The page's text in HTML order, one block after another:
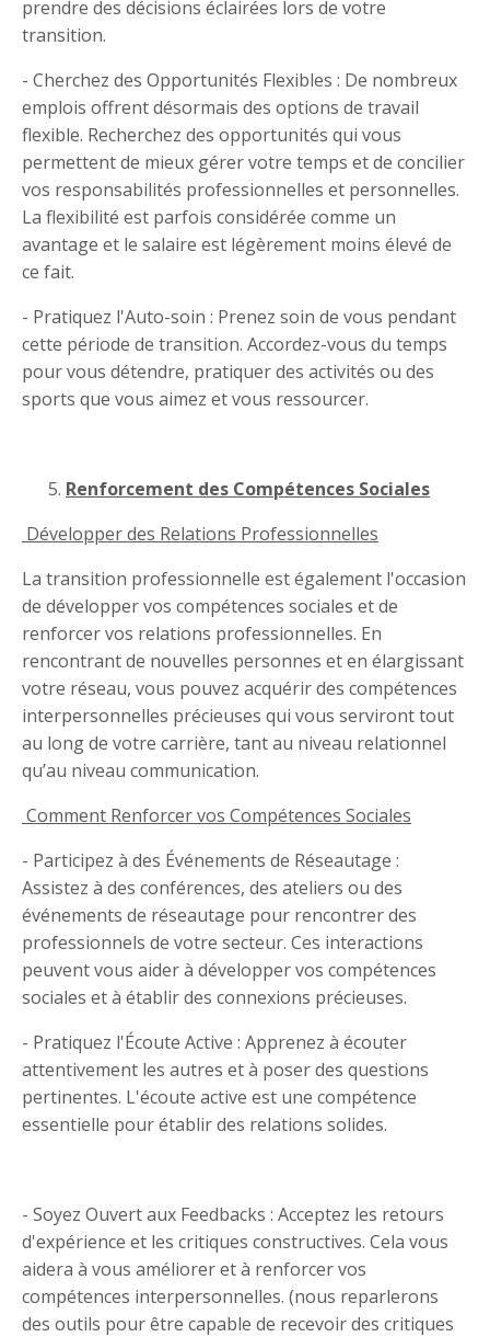
prendre des décisions éclairées lors de votre
transition.
- Cherchez des Opportunités Flexibles : De nombreux
emplois offrent désormais des options de travail
flexible. Recherchez des opportunités qui vous
permettent de mieux gérer votre temps et de concilier
vos responsabilités professionnelles et personnelles.
La flexibilité est parfois considérée comme un
avantage et le salaire est légèrement moins élevé de
ce fait.
- Pratiquez l'Auto-soin : Prenez soin de vous pendant
cette période de transition. Accordez-vous du temps
pour vous détendre, pratiquer des activités ou des
sports que vous aimez et vous ressourcer.
Renforcement des Compétences Sociales
Développer des Relations Professionnelles
La transition professionnelle est également l'occasion
de développer vos compétences sociales et de
renforcer vos relations professionnelles. En
rencontrant de nouvelles personnes et en élargissant
votre réseau, vous pouvez acquérir des compétences
interpersonnelles précieuses qui vous serviront tout
au long de votre carrière, tant au niveau relationnel
qu’au niveau communication.
Comment Renforcer vos Compétences Sociales
- Participez à des Événements de Réseautage :
Assistez à des conférences, des ateliers ou des
événements de réseautage pour rencontrer des
professionnels de votre secteur. Ces interactions
peuvent vous aider à développer vos compétences
sociales et à établir des connexions précieuses.
- Pratiquez l'Écoute Active : Apprenez à écouter
attentivement les autres et à poser des questions
pertinentes. L'écoute active est une compétence
essentielle pour établir des relations solides.
- Soyez Ouvert aux Feedbacks : Acceptez les retours
d'expérience et les critiques constructives. Cela vous
aidera à vous améliorer et à renforcer vos
compétences interpersonnelles. (nous reparlerons
des outils pour être capable de recevoir des critiques